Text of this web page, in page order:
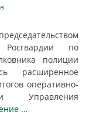
Росгвардии по
полиции
расширенное
оперативно-
Управления
…